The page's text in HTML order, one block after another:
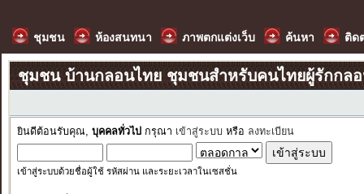
ชุมชน ห้องสนทนา ภาพตกแต่งเว็บ ค้นหา ติด
ชุมชน บ้านกลอนไทย ชุมชนสำหรับคนไทยผู้รักกล
ยินดีต้อนรับคุณ, บุคคลทั่วไป กรุณา เข้าสู่ระบบ หรือ ลงทะเบียน
เข้าสู่ระบบด้วยชื่อผู้ใช้ รหัสผ่าน และระยะเวลาในเซสชั่น